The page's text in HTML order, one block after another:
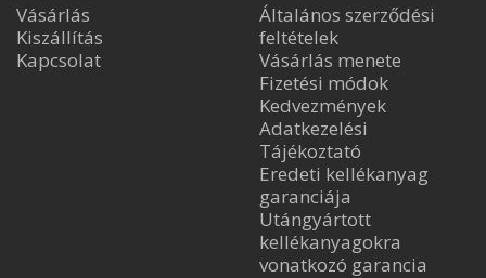
Vásárlás
Kiszállítás
Kapcsolat
Általános szerződési
feltételek
Vásárlás menete
Fizetési módok
Kedvezmények
Adatkezelési
Tájékoztató
Eredeti kellékanyag
garanciája
Utángyártott
kellékanyagokra
vonatkozó garancia